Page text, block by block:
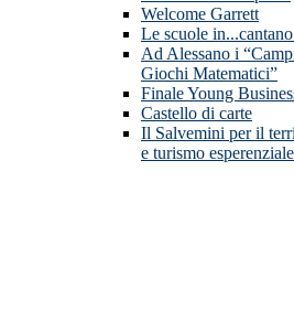
Welcome Garrett
Le scuole
Ad Alessano i
Giochi Matematici”
Finale Young
Castello di carte
Il Salvemini per il
e turismo